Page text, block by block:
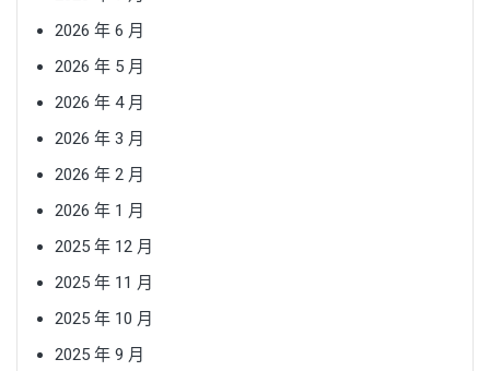
2026 年 6 月
2026 年 5 月
2026 年 4 月
2026 年 3 月
2026 年 2 月
2026 年 1 月
2025 年 12 月
2025 年 11 月
2025 年 10 月
2025 年 9 月